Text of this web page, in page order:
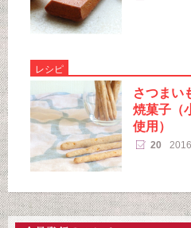
レシピ
さつまい
焼菓子（
使用）
20